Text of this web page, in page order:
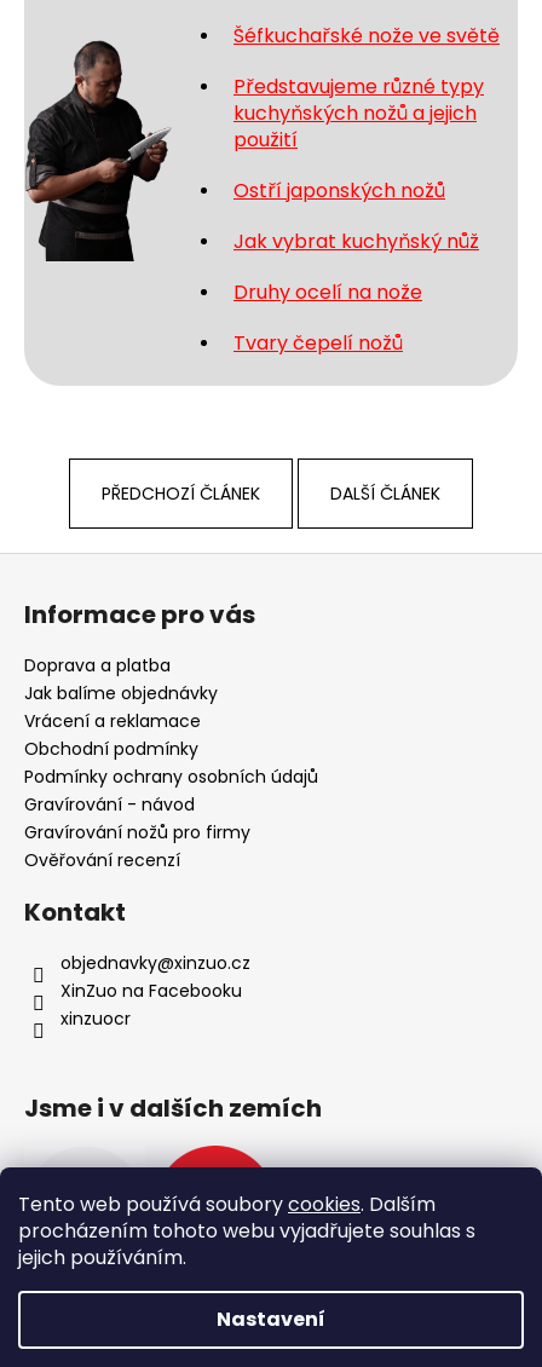
Tento web používá souborycookies. Dalším
procházením tohoto webu vyjadřujete souhlas s
jejich používáním.
Nastavení
Šéfkuchařské nože ve světě
Představujeme různé typy
kuchyňských nožů a jejich
použití
Ostří japonských nožů
Jak vybrat kuchyňský nůž
Druhy ocelí na nože
Tvary čepelí nožů
PŘEDCHOZÍ ČLÁNEK DALŠÍ ČLÁNEK
Z
Informace pro vás
Doprava a platba
Jak balíme objednávky
Vrácení a reklamace
Obchodní podmínky
Podmínky ochrany osobních údajů
Gravírování - návod
Gravírování nožů pro firmy
Ověřování recenzí
Kontakt
objednavky@xinzuo.cz
XinZuo na Facebooku
xinzuocr
Jsme i v dalších zemích